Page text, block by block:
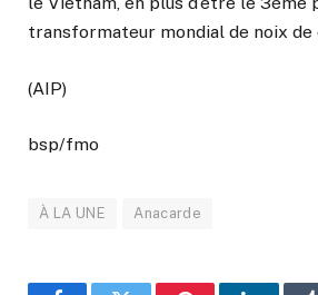
transformateur mondial de noix de
(AIP)
bsp/fmo
À LA UNE Anacarde